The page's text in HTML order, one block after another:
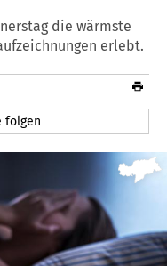
die wärmste
erlebt.
folgen